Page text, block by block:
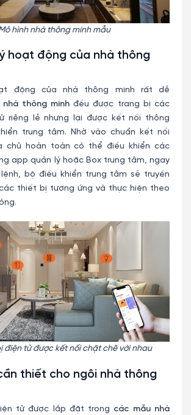
hình nhà thông minh mẫu
hoạt động của nhà thông
động của nhà thông minh rất dễ
nhà thông minh đều được trang bị các
riêng lẻ nhưng lại được kết nối thông
trung tâm. Nhờ vào chuẩn kết nối
chủ hoàn toàn có thể điều khiển các
app quản lý hoặc Box trung tâm, ngay
bộ điều khiển trung tâm sẽ truyền
thiết bị tương ứng và thực hiện theo
điện tử được kết nối chặt chẽ với nhau
thiết cho ngôi nhà thông
tử được lắp đặt trong các mẫu nhà